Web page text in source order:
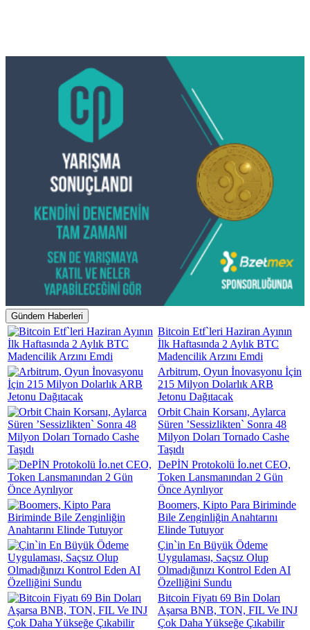
Gündem Haberleri
Bitcoin Etf`leri Haziran Ayının
İlk Haftasında 2 Aylık BTC
Madencilik Arzını Emdi
Arbitrum, Oyun İnovasyonu İçin
215 Milyon Dolarlık ARB
Jetonu Dağıtacak
Orbit Chain Korsanı, Aylarca
Süren ’Sessizlikten` Sonra 48
Milyon Doları Tornado Cashe
Taşıdı
DePİN Protokolü İo.net CEO,
Token Lansmanından 2 Gün
Önce Ayrılıyor
Boomers, Kipto Para Biriminde
Bile Zenginliğin Anahtarını
Elinde Tutuyor
Çin`in En Büyük Ödeme
Uygulaması, Saçsız Olup
Olmadığınızı Kontrol Eden AI
Özelliğini Sundu
Bitcoin Fiyatı 69 Bin Doları
Aşarsa BNB, TON, FIL Ve INJ
Çok Daha Yükseğe Çıkabilir